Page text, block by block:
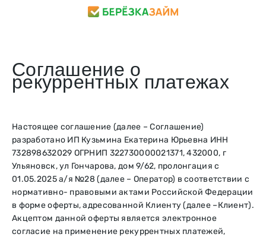
Соглашение о
рекуррентных платежах
Настоящее соглашение (далее – Соглашение)
разработано ИП Кузьмина Екатерина Юрьевна ИНН
732898632029 ОГРНИП 322730000021371, 432000, г
Ульяновск, ул Гончарова, дом 9/62, пролонгация с
01.05.2025 а/я №28 (далее – Оператор) в соответствии с
нормативно- правовыми актами Российской Федерации
в форме оферты, адресованной Клиенту (далее –Клиент).
Акцептом данной оферты является электронное
согласие на применение рекуррентных платежей,